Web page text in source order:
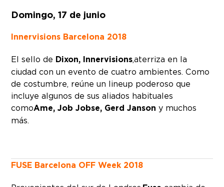
Domingo, 17 de junio
Innervisions Barcelona 2018
El sello de Dixon, Innervisions, aterriza en la
ciudad con un evento de cuatro ambientes. Como
de costumbre, reúne un lineup poderoso que
incluye algunos de sus aliados habituales
comoAme, Job Jobse, Gerd Janson y muchos
más.
FUSE Barcelona OFF Week 2018